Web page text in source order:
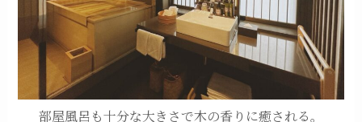
部屋風呂も十分な大きさで木の香りに癒される。